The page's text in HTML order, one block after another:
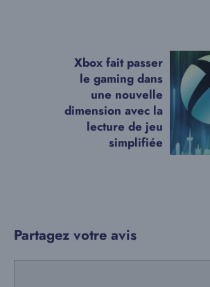
Xbox fait passer
le gaming dans
une nouvelle
dimension avec la
lecture de jeu
simplifiée
Partagez votre avis